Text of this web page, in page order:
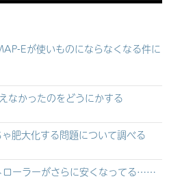
Eが使いものにならなくなる件に
かったのをどうにかする
肥大化する問題について調べる
ーラーがさらに安くなってる……